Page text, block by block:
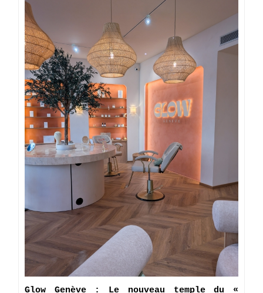
Glow Genève : Le nouveau temple du «